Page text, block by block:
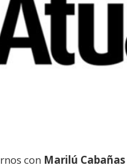
con Marilú Cabañas